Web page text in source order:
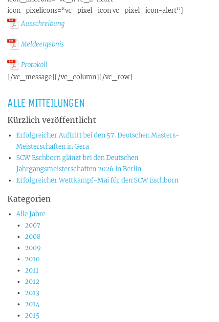
icon_pixelicons=“vc_pixel_icon vc_pixel_icon-alert“]
Ausschreibung
Meldeergebnis
Protokoll
[/vc_message][/vc_column][/vc_row]
ALLE MITTEILUNGEN
Kürzlich veröffentlicht
Erfolgreicher Auftritt bei den 57. Deutschen Masters-
Meisterschaften in Gera
SCW Eschborn glänzt bei den Deutschen
Jahrgangsmeisterschaften 2026 in Berlin
Erfolgreicher Wettkampf-Mai für den SCW Eschborn
Kategorien
Alle Jahre
2007
2008
2009
2010
2011
2012
2013
2014
2015